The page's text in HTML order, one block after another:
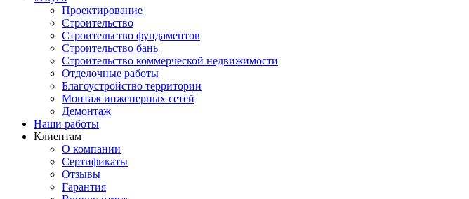
Проектирование
Строительство
Строительство фундаментов
Строительство бань
Строительство коммерческой недвижимости
Отделочные работы
Благоустройство территории
Монтаж инженерных сетей
Демонтаж
Наши работы
Клиентам
О компании
Сертификаты
Отзывы
Гарантия